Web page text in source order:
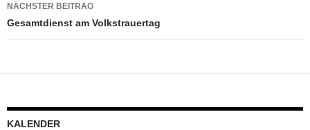
NÄCHSTER BEITRAG
Gesamtdienst am Volkstrauertag
KALENDER